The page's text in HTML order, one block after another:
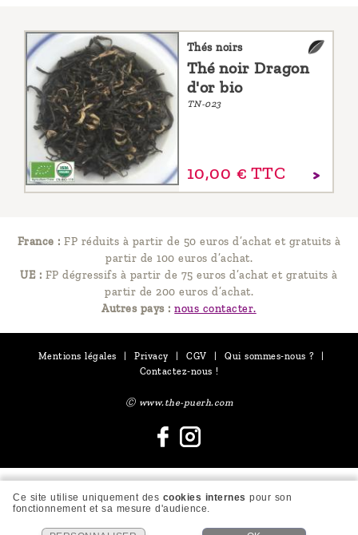
Thés noirs
Thé noir Dragon
d'or bio
TN-023
10,00 € TTC
France : FP réduits à partir de 50 euros d’achat et gratuits à
partir de 100 euros d’achat.
UE : FP dégressifs à partir de 75 euros d’achat et gratuits à
partir de 200 euros d’achat.
Autres pays : nous contacter.
Mentions légales Privacy CGV Qui sommes-nous ?
Contactez-nous !
Ⓒ www.the-puerh.com
Ce site utilise uniquement des cookies internes pour son
fonctionnement et sa mesure d'audience.